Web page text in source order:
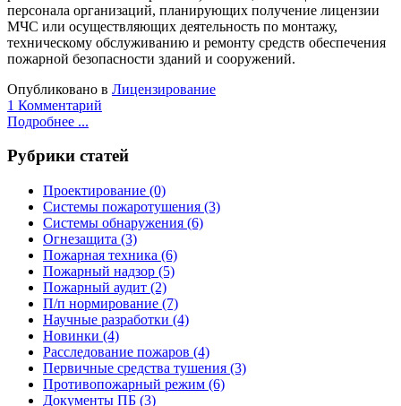
персонала организаций, планирующих получение лицензии
МЧС или осуществляющих деятельность по монтажу,
техническому обслуживанию и ремонту средств обеспечения
пожарной безопасности зданий и сооружений.
Опубликовано в Лицензирование
1 Комментарий
Подробнее ...
Рубрики статей
Проектирование (0)
Системы пожаротушения (3)
Системы обнаружения (6)
Огнезащита (3)
Пожарная техника (6)
Пожарный надзор (5)
Пожарный аудит (2)
П/п нормирование (7)
Научные разработки (4)
Новинки (4)
Расследование пожаров (4)
Первичные средства тушения (3)
Противопожарный режим (6)
Документы ПБ (3)